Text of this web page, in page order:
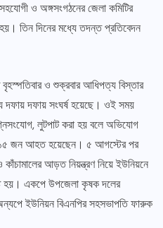
ও অঙ্গসংগঠনের জেলা কমিটির
তিন দিনের মধ্যে তদন্ত প্রতিবেদন
বৃহস্পতিবার ও শুক্রবার আধিপত্য বিস্তার
দফায় দফায় সংঘর্ষ হয়েছে। ওই সময়
লুটপাট করা হয় বলে অভিযোগ
জন আহত হয়েছেন। ৫ আগস্টের পর
কাঁচামালের আড়ত নিয়ন্ত্রণ নিয়ে ইউনিয়নে
হয়। একপে উপজেলা কৃষক দলের
ইউনিয়ন বিএনপির সহসভাপতি ফারুক